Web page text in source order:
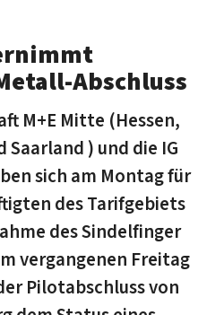
Abschluss
M+E Mitte (Hessen,
) und die IG
sich am Montag für
des Tarifgebiets
des Sindelfinger
vergangenen Freitag
Pilotabschluss von